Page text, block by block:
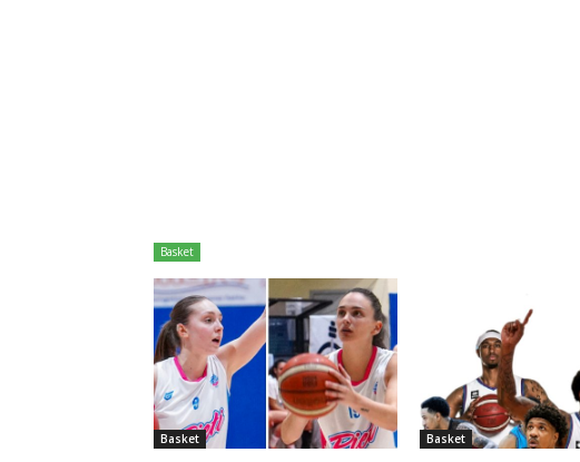
Basket
Basket Basket